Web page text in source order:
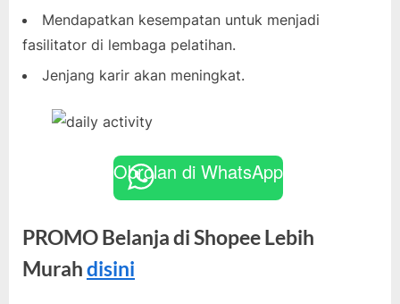
Mendapatkan kesempatan untuk menjadi
fasilitator di lembaga pelatihan.
Jenjang karir akan meningkat.
Obrolan di WhatsApp
PROMO Belanja di Shopee Lebih
Murahdisini